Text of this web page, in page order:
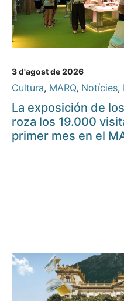
3 d'agost de 2026
Cultura, MARQ, Notícies,
La exposición de
roza los 19.000
primer mes en el